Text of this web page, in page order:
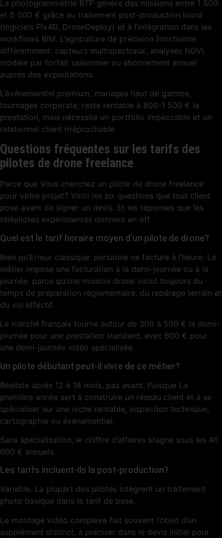
La photogrammétrie BTP génère des missions entre 1 500
et 5 000 € grâce au traitement post-production lourd
(logiciels Pix4D, DroneDeploy) et à l’intégration dans les
workflows BIM. L’agriculture de précision fonctionne
différemment: capteurs multispectraux, analyses NDVI,
modèle par forfait saisonnier ou abonnement annuel
auprès des exploitations.
L’événementiel premium, mariages haut de gamme,
tournages corporate, reste rentable à 800-1 500 € la
prestation, mais nécessite un portfolio impeccable et un
relationnel client irréprochable.
Questions fréquentes sur les tarifs des
pilotes de drone freelance
Parce que Vous cherchez un pilote de drone freelance
pour votre projet? Voici les six questions que tout client
pose avant de signer un devis. Et les réponses que les
télépilotes expérimentés donnent en off.
Quel est le tarif horaire moyen d’un pilote de drone?
Bien qu’Erreur classique: personne ne facture à l’heure. Le
métier impose une facturation à la demi-journée ou à la
journée, parce qu’une mission drone inclut toujours du
temps de préparation réglementaire, du repérage terrain et
du vol effectif.
Le marché français tourne autour de 300 à 500 € la demi-
journée pour une prestation standard, avec 600 € pour
une demi-journée vidéo spécialisée.
Un pilote débutant peut-il vivre de ce métier?
Réaliste après 12 à 18 mois, pas avant. Puisque La
première année sert à construire un réseau client et à se
spécialiser sur une niche rentable, inspection technique,
cartographie ou événementiel.
Sans spécialisation, le chiffre d’affaires stagne sous les 40
000 € annuels.
Les tarifs incluent-ils la post-production?
Variable. La plupart des pilotes intègrent un traitement
photo basique dans le tarif de base.
Le montage vidéo complexe fait souvent l’objet d’un
supplément distinct, à préciser dans le devis initial pour